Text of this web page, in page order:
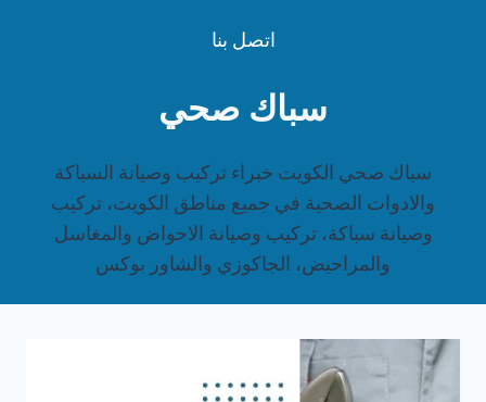
اتصل بنا
سباك صحي
سباك صحي الكويت خبراء تركيب وصيانة السباكة
والادوات الصحية في جميع مناطق الكويت، تركيب
وصيانة سباكة، تركيب وصيانة الاحواض والمغاسل
والمراحيض، الجاكوزي والشاور بوكس